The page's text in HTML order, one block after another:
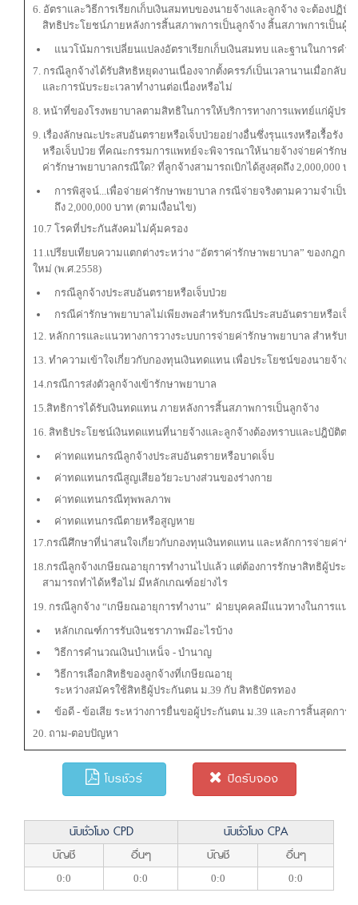
6. อัตราและวิธีการเรียกเก็บเงินสมทบของนายจ้างและลูกจ้าง จะต้องปฏิบัติ
สิทธิประโยชน์ภายหลังการสิ้นสภาพการเป็นลูกจ้าง สิ้นสภาพการเป็นผู้ป
แนวโน้มการเปลี่ยนแปลงอัตราเรียกเก็บเงินสมทบ และฐานในการคำ
7. กรณีลูกจ้างได้รับสิทธิหยุดงานเนื่องจากตั้งครรภ์เป็นเวลานานเมื่อกลับเ
และการนับระยะเวลาทำงานต่อเนื่องหรือไม่
8. หน้าที่ของโรงพยาบาลตามสิทธิในการให้บริการทางการแพทย์แก่ผู้ประ
9. เรื่องลักษณะประสบอันตรายหรือเจ็บป่วยอย่างอื่นซึ่งรุนแรงหรือเรื้อรัง แ
หรือเจ็บป่วย ที่คณะกรรมการแพทย์จะพิจารณาให้นายจ้างจ่ายค่ารักษา
ค่ารักษาพยาบาลกรณีใด? ที่ลูกจ้างสามารถเบิกได้สูงสุดถึง 2,000,000 บา
การพิสูจน์...เพื่อจ่ายค่ารักษาพยาบาล กรณีจ่ายจริงตามความจำเป็นสู
ถึง 2,000,000 บาท (ตามเงื่อนไข)
10.7 โรคที่ประกันสังคมไม่คุ้มครอง
11.เปรียบเทียบความแตกต่างระหว่าง “อัตราค่ารักษาพยาบาล” ของกฎกร
ใหม่ (พ.ศ.2558)
กรณีลูกจ้างประสบอันตรายหรือเจ็บป่วย
กรณีค่ารักษาพยาบาลไม่เพียงพอสำหรับกรณีประสบอันตรายหรือเจ็
12. หลักการและแนวทางการวางระบบการจ่ายค่ารักษาพยาบาล สำหรับนา
13. ทำความเข้าใจเกี่ยวกับกองทุนเงินทดแทน เพื่อประโยชน์ของนายจ้าง
14.กรณีการส่งตัวลูกจ้างเข้ารักษาพยาบาล
15.สิทธิการได้รับเงินทดแทน ภายหลังการสิ้นสภาพการเป็นลูกจ้าง
16. สิทธิประโยชน์เงินทดแทนที่นายจ้างและลูกจ้างต้องทราบและปฎิบัติต
ค่าทดแทนกรณีลูกจ้างประสบอันตรายหรือบาดเจ็บ
ค่าทดแทนกรณีสูญเสียอวัยวะบางส่วนของร่างกาย
ค่าทดแทนกรณีทุพพลภาพ
ค่าทดแทนกรณีตายหรือสูญหาย
17.กรณีศึกษาที่น่าสนใจเกี่ยวกับกองทุนเงินทดแทน และหลักการจ่ายค่ารั
18.กรณีลูกจ้างเกษียณอายุการทำงานไปแล้ว แต่ต้องการรักษาสิทธิผู้ประกั
สามารถทำได้หรือไม่ มีหลักเกณฑ์อย่างไร
19. กรณีลูกจ้าง “เกษียณอายุการทำงาน” ฝ่ายบุคคลมีแนวทางในการแนะ
หลักเกณฑ์การรับเงินชราภาพมีอะไรบ้าง
วิธีการคำนวณเงินบำเหน็จ - บำนาญ
วิธีการเลือกสิทธิของลูกจ้างที่เกษียณอายุ
ระหว่างสมัครใช้สิทธิผู้ประกันตน ม.39 กับ สิทธิบัตรทอง
ข้อดี - ข้อเสีย ระหว่างการยื่นขอผู้ประกันตน ม.39 และการสิ้นสุดการ
20. ถาม-ตอบปัญหา
โบรชัวร์ ปิดรับจอง
นับชั่วโมง CPD
นับชั่วโมง CPA
บัญชี
อื่นๆ บัญชี อื่นๆ
0:0 0:0 0:0 0:0